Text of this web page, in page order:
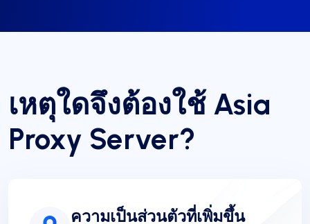
เหตุใดจึงต้องใช้ Asia
Proxy Server?
ความเป็นส่วนตัวที่เพิ่มขึ้น